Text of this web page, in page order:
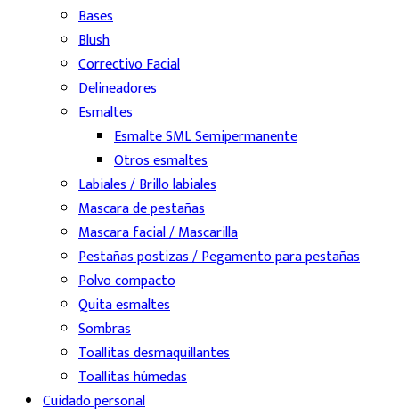
Bases
Blush
Correctivo Facial
Delineadores
Esmaltes
Esmalte SML Semipermanente
Otros esmaltes
Labiales / Brillo labiales
Mascara de pestañas
Mascara facial / Mascarilla
Pestañas postizas / Pegamento para pestañas
Polvo compacto
Quita esmaltes
Sombras
Toallitas desmaquillantes
Toallitas húmedas
Cuidado personal